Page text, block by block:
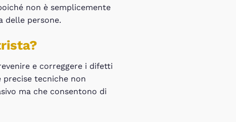
non è semplicemente
delle persone.
e correggere i difetti
tecniche non
ma che consentono di